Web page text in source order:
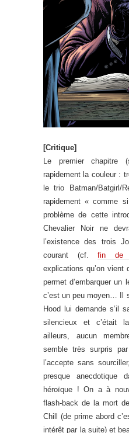
[Critique]
Le premier chapitre
rapidement la couleur :
le trio Batman/Batgirl/
rapidement « comme
problème de cette
Chevalier Noir ne
l’existence des trois
courant (cf.fin
explications qu’on vient
permet d’embarquer un
c’est un peu moyen… Il
Hood lui demande s’il
silencieux et c’était
ailleurs, aucun
semble très surpris
l’accepte sans
presque anecdotique
héroïque ! On a à
flash-back de la mort
Chill (de prime abord
intérêt par la suite) et